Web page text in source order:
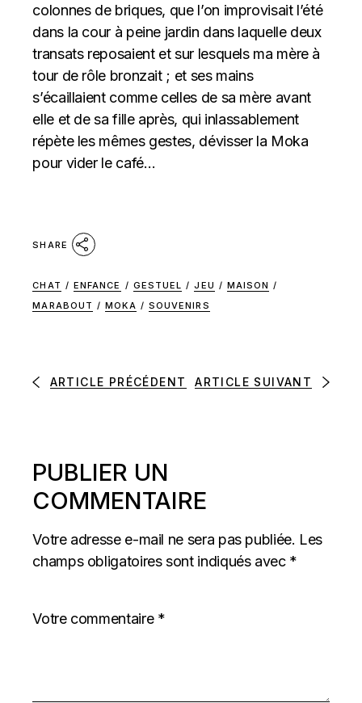
colonnes de briques, que l’on improvisait l’été
dans la cour à peine jardin dans laquelle deux
transats reposaient et sur lesquels ma mère à
tour de rôle bronzait ; et ses mains
s’écaillaient comme celles de sa mère avant
elle et de sa fille après, qui inlassablement
répète les mêmes gestes, dévisser la Moka
pour vider le café…
SHARE
CHAT / ENFANCE / GESTUEL / JEU / MAISON /
MARABOUT / MOKA / SOUVENIRS
ARTICLE PRÉCÉDENT ARTICLE SUIVANT
PUBLIER UN
COMMENTAIRE
Votre adresse e-mail ne sera pas publiée. Les
champs obligatoires sont indiqués avec *